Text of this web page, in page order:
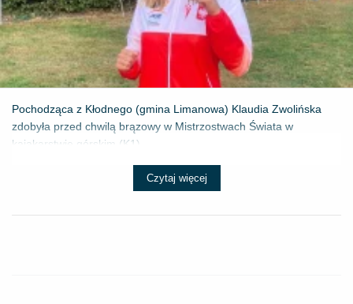
Pochodząca z Kłodnego (gmina Limanowa) Klaudia Zwolińska
zdobyła przed chwilą brązowy w Mistrzostwach Świata w
kajakarstwie górskim (K1) ...
Czytaj więcej